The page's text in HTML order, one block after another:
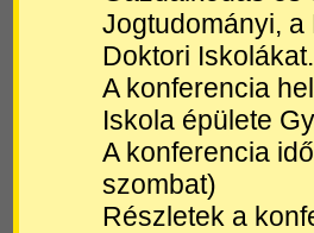
Jogtudományi,
Doktori Iskolákat.
A konferencia
Iskola épülete
A konferencia
szombat)
Részletek a